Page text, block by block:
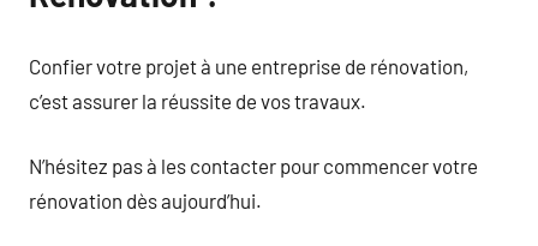
Confier votre projet à une entreprise de rénovation,
c’est assurer la réussite de vos travaux.
N’hésitez pas à les contacter pour commencer votre
rénovation dès aujourd’hui.